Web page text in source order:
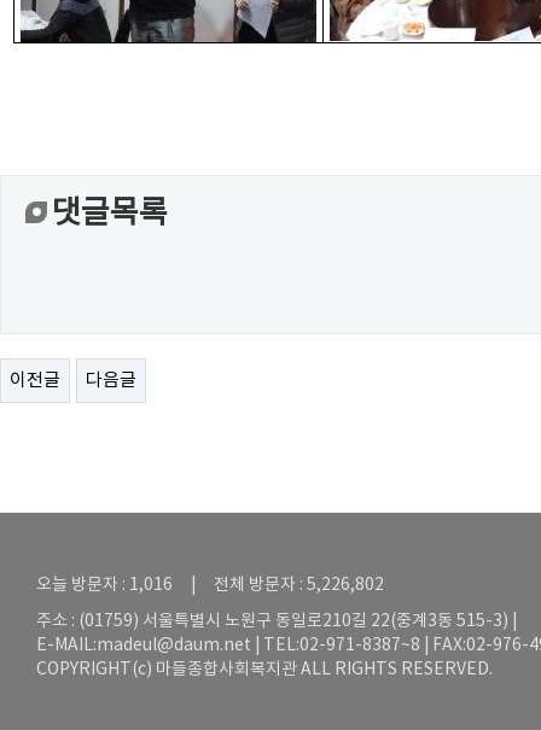
댓글목록
이전글 다음글
오늘 방문자 : 1,016 | 전체 방문자 : 5,226,802
주소 : (01759) 서울특별시 노원구 동일로210길 22(중계3동 515-3) |
E-MAIL:madeul@daum.net | TEL:02-971-8387~8 | FAX:02-976-
COPYRIGHT(c) 마들종합사회복지관 ALL RIGHTS RESERVED.